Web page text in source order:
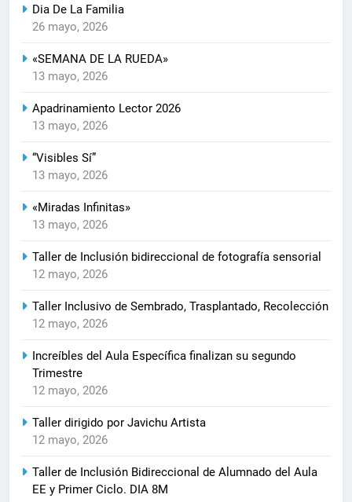
Dia De La Familia
26 mayo, 2026
«SEMANA DE LA RUEDA»
13 mayo, 2026
Apadrinamiento Lector 2026
13 mayo, 2026
“Visibles Sí”
13 mayo, 2026
«Miradas Infinitas»
13 mayo, 2026
Taller de Inclusión bidireccional de fotografía sensorial
12 mayo, 2026
Taller Inclusivo de Sembrado, Trasplantado, Recolección
12 mayo, 2026
Increíbles del Aula Específica finalizan su segundo
Trimestre
12 mayo, 2026
Taller dirigido por Javichu Artista
12 mayo, 2026
Taller de Inclusión Bidireccional de Alumnado del Aula
EE y Primer Ciclo. DIA 8M